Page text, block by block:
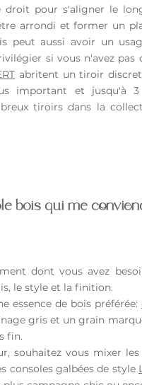
pour s'aligner le
arrondi et former un
peut aussi avoir un
si vous n'avez
abritent un tiroir discret
important et jusqu'à
tiroirs dans la
bois qui me
dont vous avez
le style et la finition.
essence de bois préférée:
gris et un grain
fin.
souhaitez vous mixer
consoles galbées de style